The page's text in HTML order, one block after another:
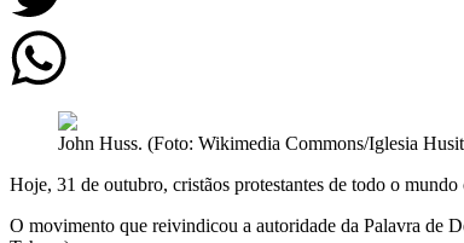
John Huss. (Foto: Wikimedia Commons/Iglesia
Hoje, 31 de outubro, cristãos protestantes de todo o mundo
O movimento que reivindicou a autoridade da Palavra de